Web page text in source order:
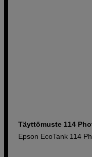
Täyttömuste 114
Epson EcoTank 114